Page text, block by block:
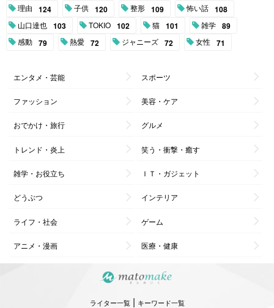
理由 124 子供 120 整形 109 怖い話 108
山口達也 103 TOKIO 102 猫 101 雑学 89
感動 79 熱愛 72 ジャニーズ 72 女性 71
エンタメ・芸能 スポーツ
ファッション 美容・ケア
おでかけ・旅行 グルメ
トレンド・炎上 笑う・衝撃・癒す
雑学・お役立ち ＩＴ・ガジェット
どうぶつ インテリア
ライフ・社会 ゲーム
アニメ・漫画 医療・健康
ライター一覧| キーワード一覧